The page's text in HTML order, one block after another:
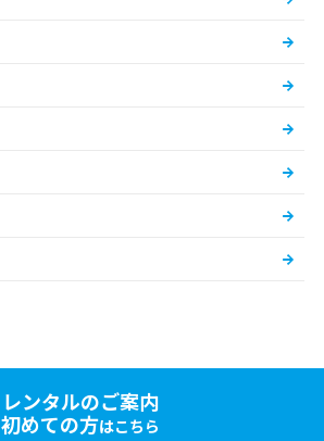
レンタルのご案内
初めての方はこちら